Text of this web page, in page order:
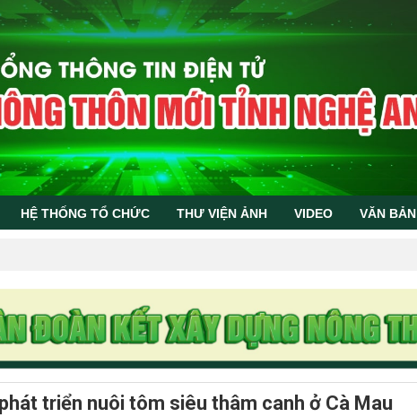
HỆ THỐNG TỔ CHỨC THƯ VIỆN ẢNH VIDEO VĂN BẢN
triển nuôi tôm siêu thâm canh ở Cà Mau